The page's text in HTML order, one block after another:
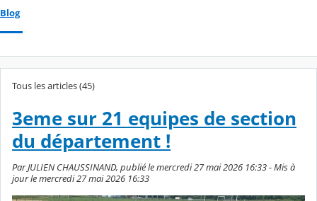
Blog
Tous les articles (45)
3eme sur 21 equipes de section
du département !
Par JULIEN CHAUSSINAND, publié le mercredi 27 mai 2026 16:33 - Mis à
jour le mercredi 27 mai 2026 16:33